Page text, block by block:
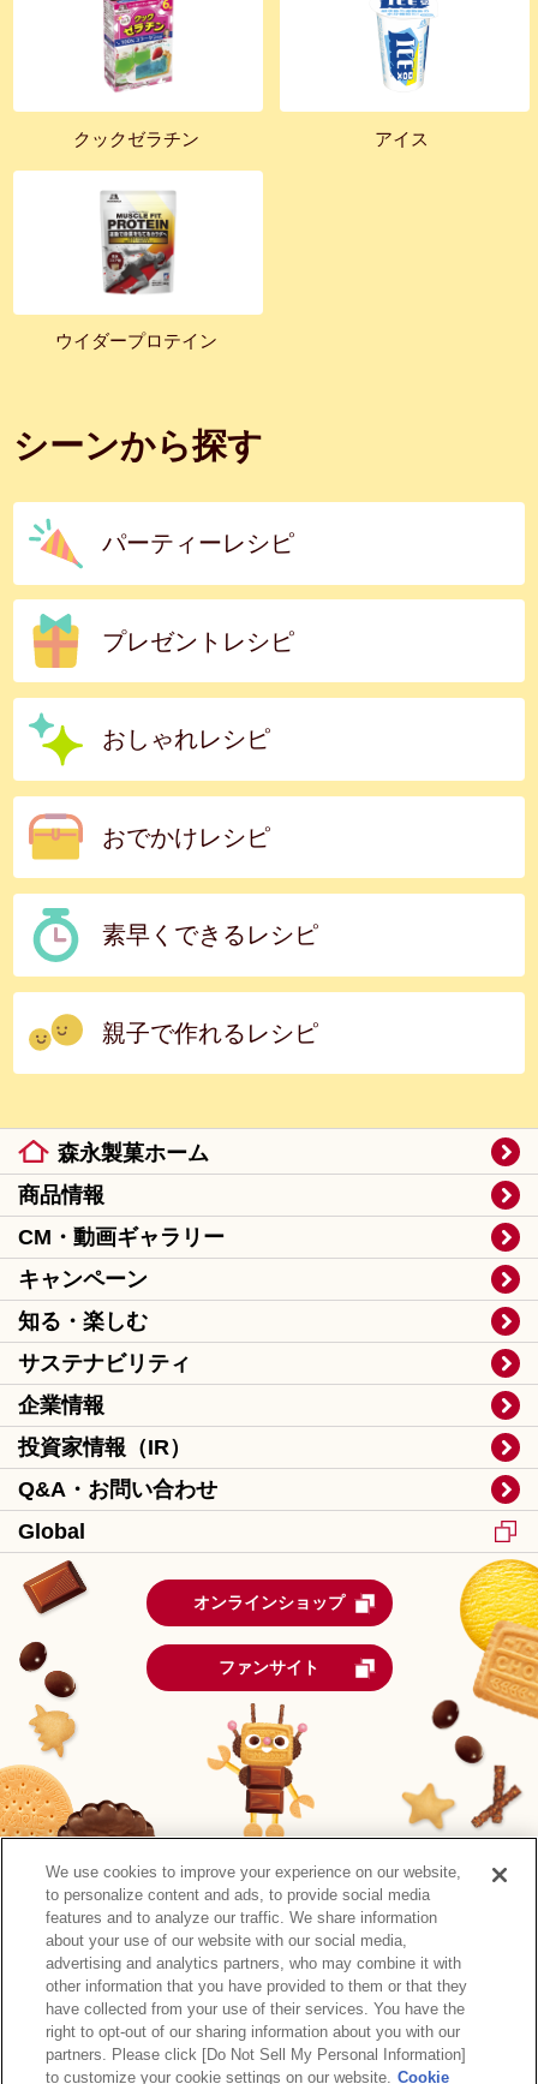
クックゼラチン アイス
ウイダープロテイン
シーンから探す
パーティーレシピ
プレゼントレシピ
おしゃれレシピ
おでかけレシピ
素早くできるレシピ
親子で作れるレシピ
森永製菓ホーム
商品情報
CM・動画ギャラリー
キャンペーン
知る・楽しむ
サステナビリティ
企業情報
投資家情報（IR）
Q&A・お問い合わせ
Global
オンラインショップ
ファンサイト
森永製菓公式アカウント一覧
サイトマップ RSSの配信について
プライバシーポリシー
ウェブアクセシビリティ
ご利用規約 リンク
We use cookies to improve your experience on our website,
to personalize content and ads, to provide social media
features and to analyze our traffic. We share information
about your use of our website with our social media,
advertising and analytics partners, who may combine it with
other information that you have provided to them or that they
have collected from your use of their services. You have the
right to opt-out of our sharing information about you with our
partners. Please click [Do Not Sell My Personal Information]
to customize your cookie settings on our website. Cookie